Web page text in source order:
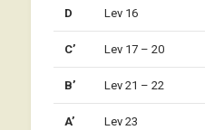
D Lev 16
C’ Lev 17 – 20
B’ Lev 21 – 22
A’ Lev 23